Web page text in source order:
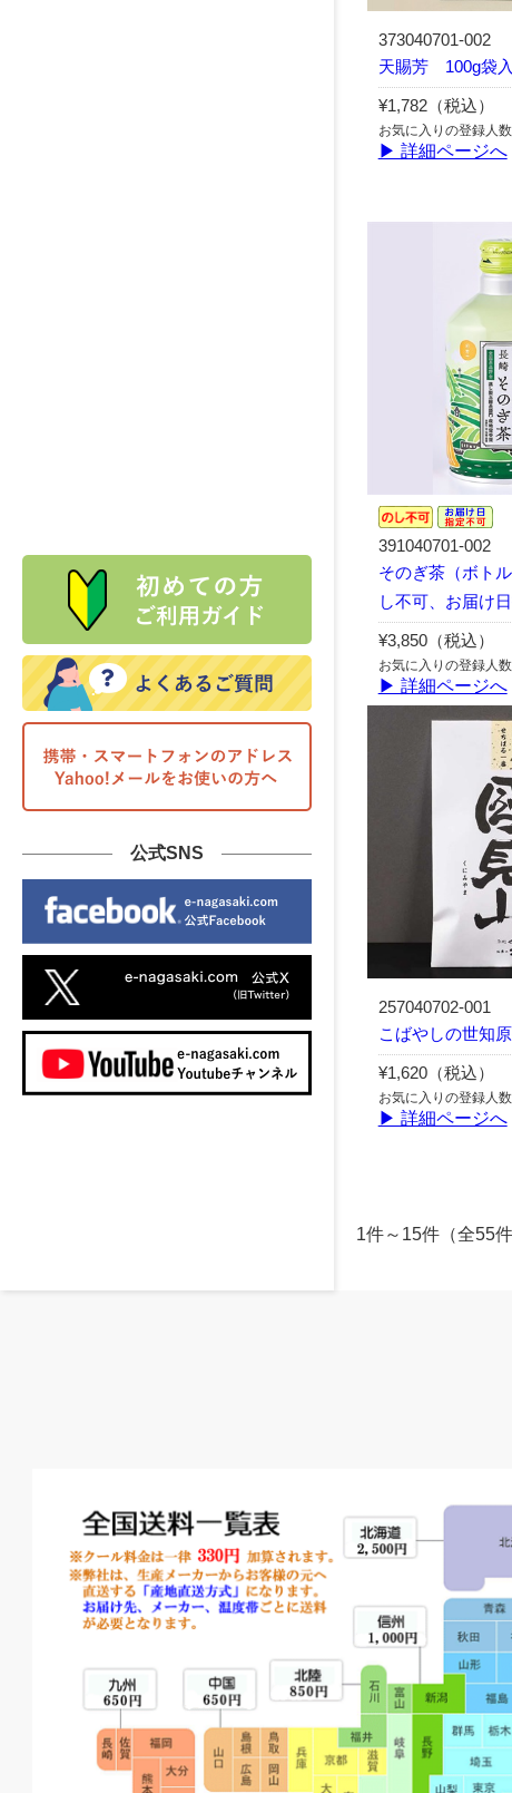
公式SNS
373040701-002
天賜芳 100g袋入
¥1,782（税込）
お気に入りの登録人
▶ 詳細ページへ
391040701-002
そのぎ茶（ボト
し不可、お届け日
¥3,850（税込）
お気に入りの登録人
▶ 詳細ページへ
257040702-001
こばやしの世知
¥1,620（税込）
お気に入りの登録人
▶ 詳細ページへ
1件～15件（全55